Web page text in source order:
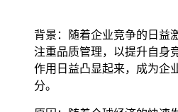
背景：随着企业竞争的日益
注重品质管理，以提升自身
作用日益凸显起来，成为企
分。